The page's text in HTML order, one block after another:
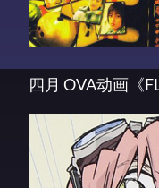
四月 OVA动画《